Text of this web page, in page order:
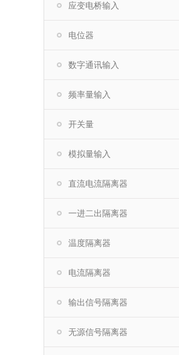
应变电桥输入
电位器
数字通讯输入
频率量输入
开关量
模拟量输入
直流电流隔离器
一进二出隔离器
温度隔离器
电流隔离器
输出信号隔离器
无源信号隔离器